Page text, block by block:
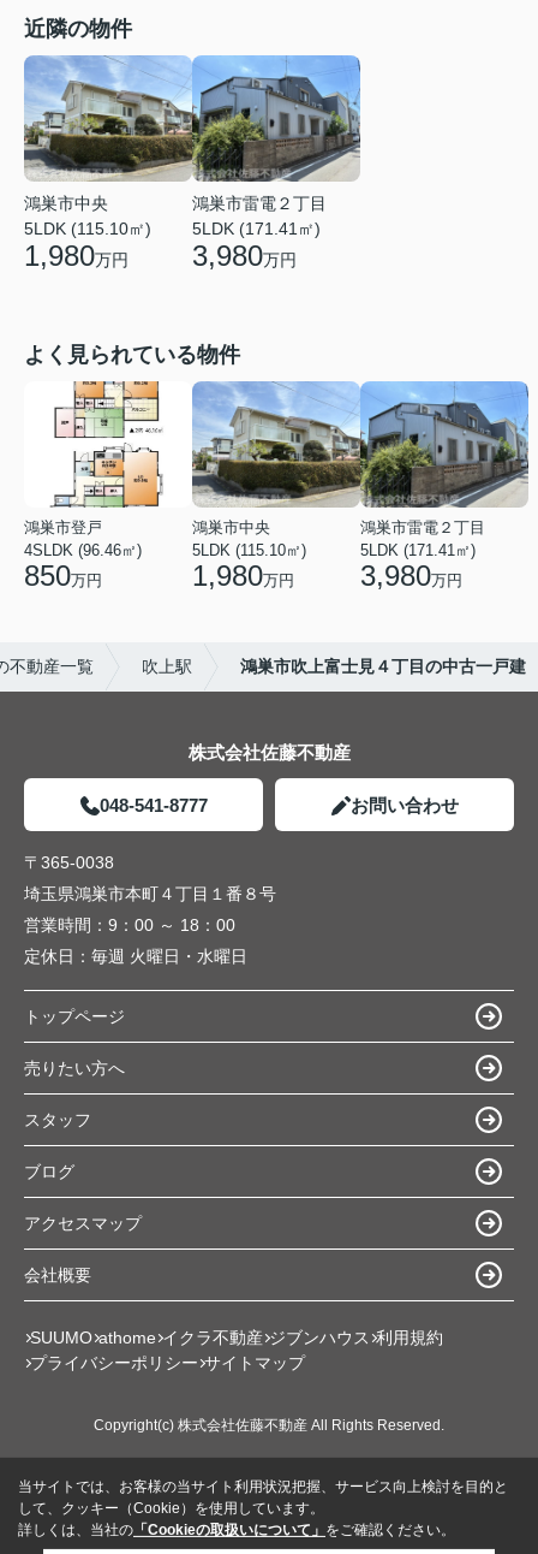
近隣の物件
鴻巣市中央
5LDK (115.10㎡)
1,980万円
鴻巣市雷電２丁目
5LDK (171.41㎡)
3,980万円
よく見られている物件
鴻巣市登戸
4SLDK (96.46㎡)
850万円
鴻巣市中央
5LDK (115.10㎡)
1,980万円
鴻巣市雷電２丁目
5LDK (171.41㎡)
3,980万円
不動産一覧 吹上駅 鴻巣市吹上富士見４丁目の中古一戸建
株式会社佐藤不動産
048-541-8777 お問い合わせ
〒365-0038
埼玉県鴻巣市本町４丁目１番８号
営業時間： 9：00 ～ 18：00
定休日： 毎週 火曜日・水曜日
トップページ
売りたい方へ
スタッフ
ブログ
アクセスマップ
会社概要
SUUMO athome イクラ不動産 ジブンハウス 利用規約
プライバシーポリシー サイトマップ
Copyright(c) 株式会社佐藤不動産 All Rights Reserved.
当サイトでは、お客様の当サイト利用状況把握、サービス向上検討を目的と
して、クッキー（Cookie）を使用しています。
詳しくは、当社の 「Cookieの取扱いについて」 をご確認ください。